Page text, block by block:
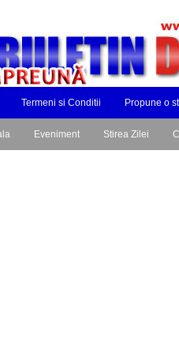
Termeni si Conditii Propune o
Eveniment Stirea Zilei